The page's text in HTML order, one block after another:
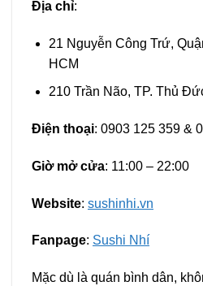
Địa chỉ:
21 Nguyễn Công Trứ,
HCM
210 Trần Não, TP. Thủ
Điện thoại: 0903 125 359 &
Giờ mở cửa: 11:00 – 22:00
Website: sushinhi.vn
Fanpage: Sushi Nhí
Mặc dù là quán bình dân,